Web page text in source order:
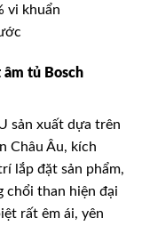
vi khuẩn
tủ Bosch
sản xuất dựa trên
Châu Âu, kích
lắp đặt sản phẩm,
chổi than hiện đại
rất êm ái, yên